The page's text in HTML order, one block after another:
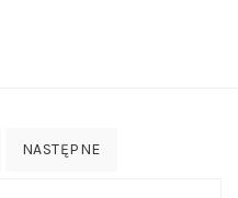
NASTĘPNE